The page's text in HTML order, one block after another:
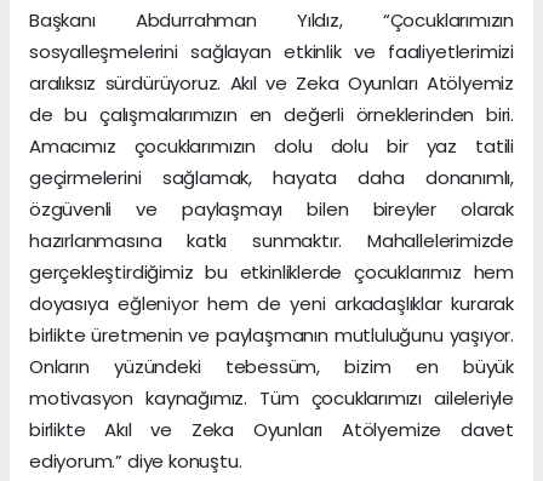
Başkanı Abdurrahman Yıldız, “Çocuklarımızın
sosyalleşmelerini sağlayan etkinlik ve faaliyetlerimizi
aralıksız sürdürüyoruz. Akıl ve Zeka Oyunları Atölyemiz
de bu çalışmalarımızın en değerli örneklerinden biri.
Amacımız çocuklarımızın dolu dolu bir yaz tatili
geçirmelerini sağlamak, hayata daha donanımlı,
özgüvenli ve paylaşmayı bilen bireyler olarak
hazırlanmasına katkı sunmaktır. Mahallelerimizde
gerçekleştirdiğimiz bu etkinliklerde çocuklarımız hem
doyasıya eğleniyor hem de yeni arkadaşlıklar kurarak
birlikte üretmenin ve paylaşmanın mutluluğunu yaşıyor.
Onların yüzündeki tebessüm, bizim en büyük
motivasyon kaynağımız. Tüm çocuklarımızı aileleriyle
birlikte Akıl ve Zeka Oyunları Atölyemize davet
ediyorum.” diye konuştu.